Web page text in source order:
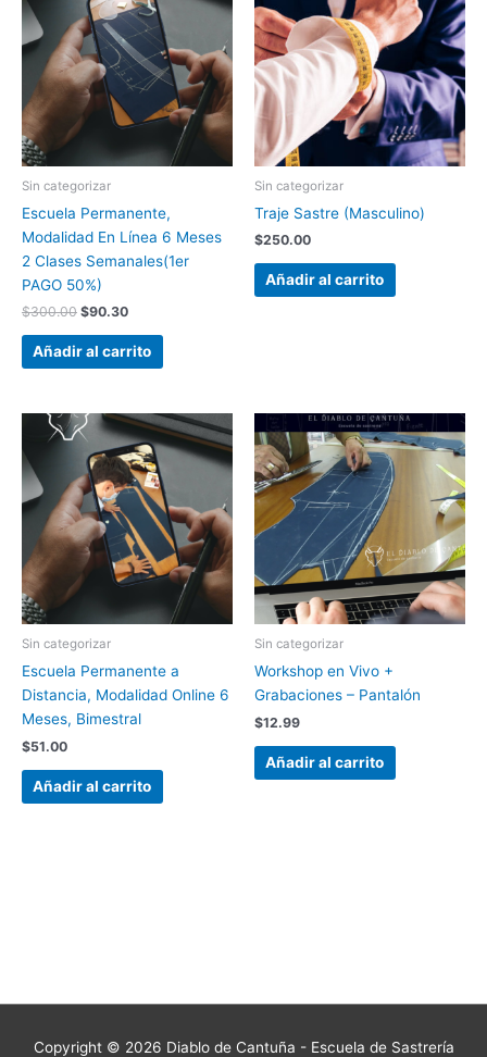
Sin categorizar
Escuela Permanente,
Modalidad En Línea 6 Meses
2 Clases Semanales(1er
PAGO 50%)
$300.00
era:
$300.00.
$90.30
es:
$90.30.
Añadir al carrito
Sin categorizar
Traje Sastre (Masculino)
$250.00
Añadir al carrito
Sin categorizar
Escuela Permanente a
Distancia, Modalidad Online 6
Meses, Bimestral
$51.00
Añadir al carrito
Sin categorizar
Workshop en Vivo +
Grabaciones – Pantalón
$12.99
Añadir al carrito
Copyright © 2026 Diablo de Cantuña - Escuela de Sastrería